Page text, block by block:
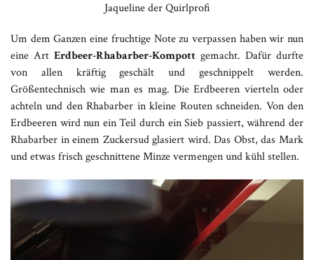
Jaqueline der Quirlprofi
Um dem Ganzen eine fruchtige Note zu verpassen haben wir nun
eine Art Erdbeer-Rhabarber-Kompott gemacht. Dafür durfte
von allen kräftig geschält und geschnippelt werden.
Größentechnisch wie man es mag. Die Erdbeeren vierteln oder
achteln und den Rhabarber in kleine Routen schneiden. Von den
Erdbeeren wird nun ein Teil durch ein Sieb passiert, während der
Rhabarber in einem Zuckersud glasiert wird. Das Obst, das Mark
und etwas frisch geschnittene Minze vermengen und kühl stellen.